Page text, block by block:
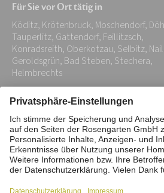
Adresse:
*
Für Sie vor Ort tätig in
Köditz, Krötenbruck, Moschendorf,
Tauperlitz, Gattendorf, Feillitzsch,
Konradsreith, Oberkotzau, Selbitz,
Geroldsgrün, Bad Steben, Stechera,
Helmbrechts
Impressum Datenschutz
Interne Meldestelle
Barrierefreiheitserklärung